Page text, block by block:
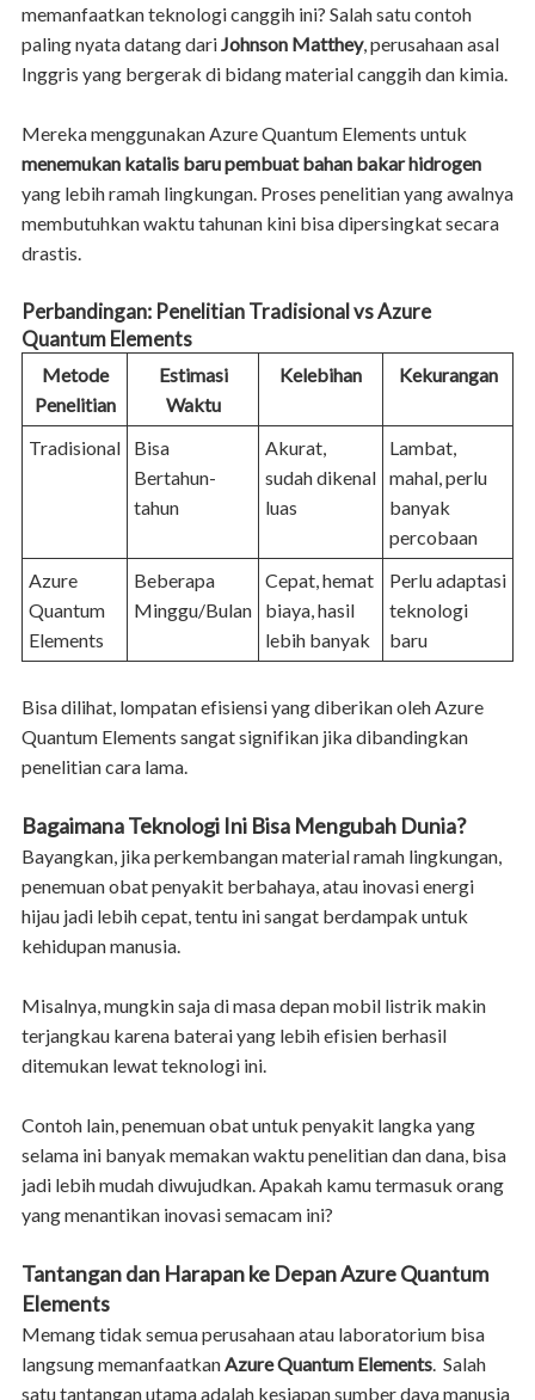
memanfaatkan teknologi canggih ini? Salah satu contoh
paling nyata datang dariJohnson Matthey, perusahaan asal
Inggris yang bergerak di bidang material canggih dan kimia.
Mereka menggunakan Azure Quantum Elements untuk
menemukan katalis baru pembuat bahan bakar hidrogen
yang lebih ramah lingkungan. Proses penelitian yang awalnya
membutuhkan waktu tahunan kini bisa dipersingkat secara
drastis.
Perbandingan: Penelitian Tradisional vs Azure
Quantum Elements
Metode
Penelitian
Estimasi
Waktu
Kelebihan Kekurangan
Tradisional
Bisa
Bertahun-
tahun
Akurat,
sudah dikenal
luas
Lambat,
mahal, perlu
banyak
percobaan
Azure
Quantum
Elements
Beberapa
Minggu/Bulan
Cepat, hemat
biaya, hasil
lebih banyak
Perlu adaptasi
teknologi
baru
Bisa dilihat, lompatan efisiensi yang diberikan oleh Azure
Quantum Elements sangat signifikan jika dibandingkan
penelitian cara lama.
Bagaimana Teknologi Ini Bisa Mengubah Dunia?
Bayangkan, jika perkembangan material ramah lingkungan,
penemuan obat penyakit berbahaya, atau inovasi energi
hijau jadi lebih cepat, tentu ini sangat berdampak untuk
kehidupan manusia.
Misalnya, mungkin saja di masa depan mobil listrik makin
terjangkau karena baterai yang lebih efisien berhasil
ditemukan lewat teknologi ini.
Contoh lain, penemuan obat untuk penyakit langka yang
selama ini banyak memakan waktu penelitian dan dana, bisa
jadi lebih mudah diwujudkan. Apakah kamu termasuk orang
yang menantikan inovasi semacam ini?
Tantangan dan Harapan ke Depan Azure Quantum
Elements
Memang tidak semua perusahaan atau laboratorium bisa
langsung memanfaatkanAzure Quantum Elements. Salah
satu tantangan utama adalah kesiapan sumber daya manusia